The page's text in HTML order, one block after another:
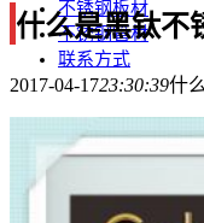
不锈钢板材
不锈钢管材
联系方式
什么是黑钛不
2017-04-1723:30:39什